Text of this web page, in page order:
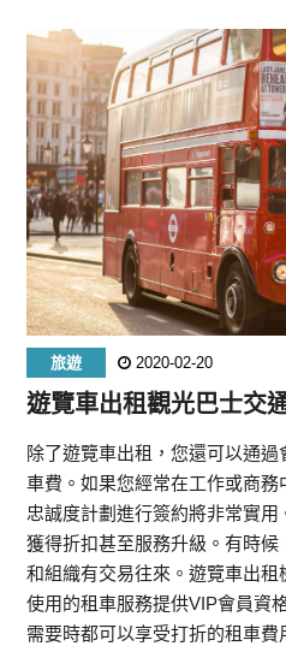
旅遊 2020-02-20
遊覽車出租觀光巴士交
除了遊覽車出租，您還可以通
車費。如果您經常在工作或商
忠誠度計劃進行簽約將非常實
獲得折扣甚至服務升級。有時候
和組織有交易往來。遊覽車出
使用的租車服務提供VIP會員資
需要時都可以享受打折的租車